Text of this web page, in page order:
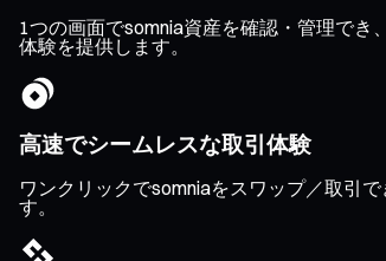
1つの画面でsomnia資産を確認・管理で
体験を提供します。
高速でシームレスな取引体験
ワンクリックでsomniaをスワップ／取引
す。